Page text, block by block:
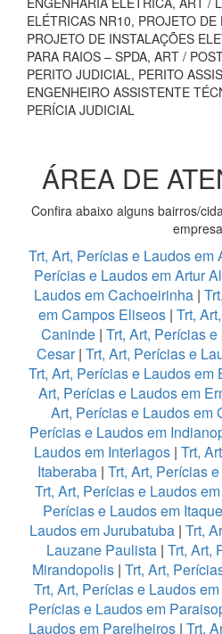
ELÉTRICAS NR10, PROJETO
PROJETO DE INSTALAÇÕES
PARA RAIOS – SPDA, ART /
PERITO JUDICIAL, PERITO
ENGENHEIRO ASSISTENTE
PERÍCIA JUDICIAL
ÁREA DE
Confira abaixo alguns bairros/
Trt, Art, Perícias e Laudos em
Perícias e Laudos em Artur
Laudos em Cachoeirinha|
em Campos Eliseos | Trt,
Caninde | Trt, Art, Perícias
Cesar| Trt, Art, Perícias e
Trt, Art, Perícias e Laudos em
Art, Perícias e Laudos em
Art, Perícias e Laudos em
Perícias e Laudos em
Laudos em Interlagos| Trt,
Itaberaba| Trt, Art, Perícias
Trt, Art, Perícias e Laudos
Perícias e Laudos em
Laudos em Jurubatuba| Trt,
Lauzane Paulista | Trt, Art,
Mirandopolis| Trt, Art,
Trt, Art, Perícias e Laudos
Perícias e Laudos em
Laudos em Parelheiros| Trt,